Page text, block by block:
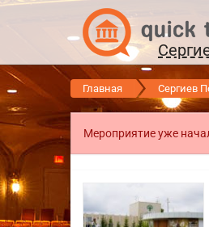
Главная Сергиев
Мероприятие уже